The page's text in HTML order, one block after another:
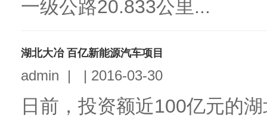
一级公路20.833公里...
湖北大冶 百亿新能源汽车项目
admin | | 2016-03-30
日前，投资额近100亿元的